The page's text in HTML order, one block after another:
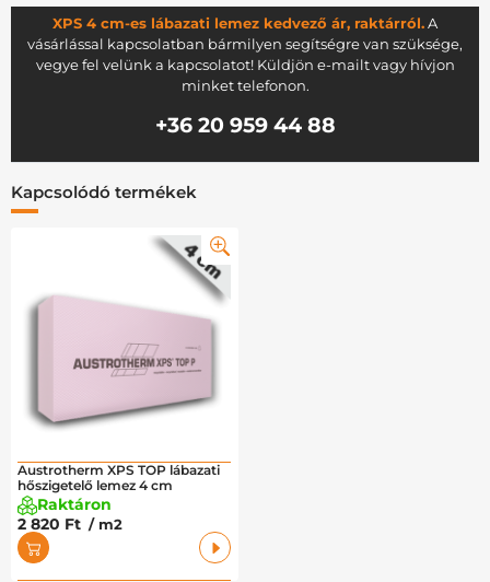
XPS 4 cm-es lábazati lemez kedvező ár, raktárról.A
vásárlással kapcsolatban bármilyen segítségre van szüksége,
vegye fel velünk a kapcsolatot! Küldjön e-mailt vagy hívjon
minket telefonon.
+36 20 959 44 88
Kapcsolódó termékek
Austrotherm XPS TOP lábazati
hőszigetelő lemez 4 cm
Raktáron
2 820 Ft / m2